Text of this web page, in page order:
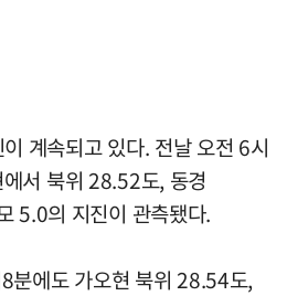
계속되고 있다. 전날 오전 6시
서 북위 28.52도, 동경
5.0의 지진이 관측됐다.
분에도 가오현 북위 28.54도,